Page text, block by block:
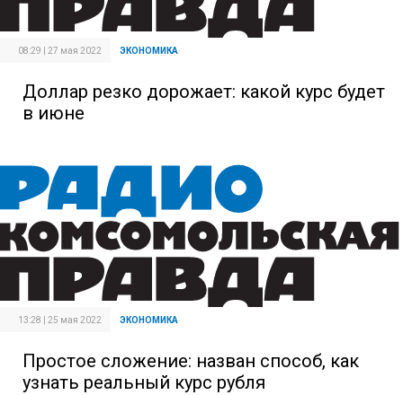
08:29 | 27 мая 2022 ЭКОНОМИКА
Доллар резко дорожает: какой курс будет
в июне
13:28 | 25 мая 2022 ЭКОНОМИКА
Простое сложение: назван способ, как
узнать реальный курс рубля